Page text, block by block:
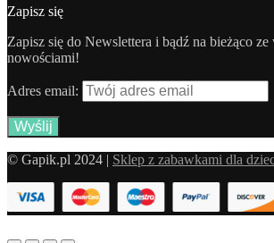
Zapisz się
Zapisz się do Newslettera i bądź na bieżąco
nowościami!
Adres email:
© Gapik.pl 2024 | Sklep z zabawkami dla